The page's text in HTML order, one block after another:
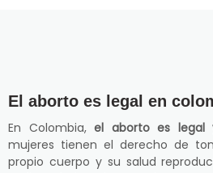
El aborto es legal en
En Colombia, el aborto es legal
mujeres tienen el derecho de
propio cuerpo y su salud